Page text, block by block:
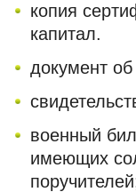
копия
капитал.
документ
военный
имеющих